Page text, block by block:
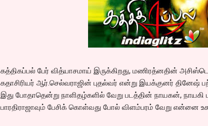
கத்திகப்பல் பேர் வித்யாசமாய் இருக்கிறது, மணிரத்னதின்
கதாசிரியர் ஆர்.செல்வராஜின் புதல்வர் என்று இயக்குனர் தினேஷ்
இது போதாதென்று நாளிதழ்களில் வேறு படத்தின் நாயகன், நாயகி
பாரதிராஜாவும் பேசிக் கொள்வது போல் விளம்பரம் வேறு என்னை